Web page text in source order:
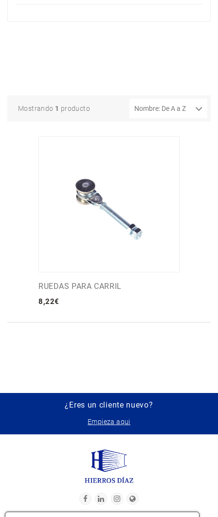
Mostrando 1 producto
RUEDAS PARA CARRIL
8,22€
¿Eres un cliente nuevo?
Empieza aqui